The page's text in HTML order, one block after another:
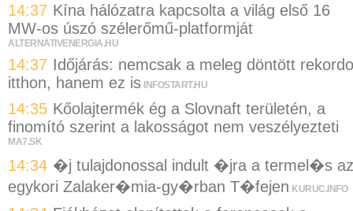
14:37 Kína hálózatra kapcsolta a világ első 16
MW-os úszó szélerőmű-platformját
ALTERNATIVENERGIA.HU
14:37 Időjárás: nemcsak a meleg döntött
itthon, hanem ez is INFOSTART.HU
14:35 Kőolajtermék ég a Slovnaft területén, a
finomító szerint a lakosságot nem veszélyezteti
MA7.SK
14:34 �j tulajdonossal indult �jra a termel�s az
egykori Zalaker�mia-gy�rban T�fejen KURUC.INFO